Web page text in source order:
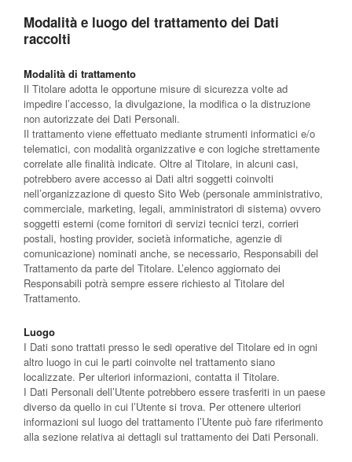
Modalità e luogo del trattamento dei Dati
raccolti
Modalità di trattamento
Il Titolare adotta le opportune misure di sicurezza volte ad
impedire l’accesso, la divulgazione, la modifica o la distruzione
non autorizzate dei Dati Personali.
Il trattamento viene effettuato mediante strumenti informatici e/o
telematici, con modalità organizzative e con logiche strettamente
correlate alle finalità indicate. Oltre al Titolare, in alcuni casi,
potrebbero avere accesso ai Dati altri soggetti coinvolti
nell’organizzazione di questo Sito Web (personale amministrativo,
commerciale, marketing, legali, amministratori di sistema) ovvero
soggetti esterni (come fornitori di servizi tecnici terzi, corrieri
postali, hosting provider, società informatiche, agenzie di
comunicazione) nominati anche, se necessario, Responsabili del
Trattamento da parte del Titolare. L’elenco aggiornato dei
Responsabili potrà sempre essere richiesto al Titolare del
Trattamento.
Luogo
I Dati sono trattati presso le sedi operative del Titolare ed in ogni
altro luogo in cui le parti coinvolte nel trattamento siano
localizzate. Per ulteriori informazioni, contatta il Titolare.
I Dati Personali dell’Utente potrebbero essere trasferiti in un paese
diverso da quello in cui l’Utente si trova. Per ottenere ulteriori
informazioni sul luogo del trattamento l’Utente può fare riferimento
alla sezione relativa ai dettagli sul trattamento dei Dati Personali.